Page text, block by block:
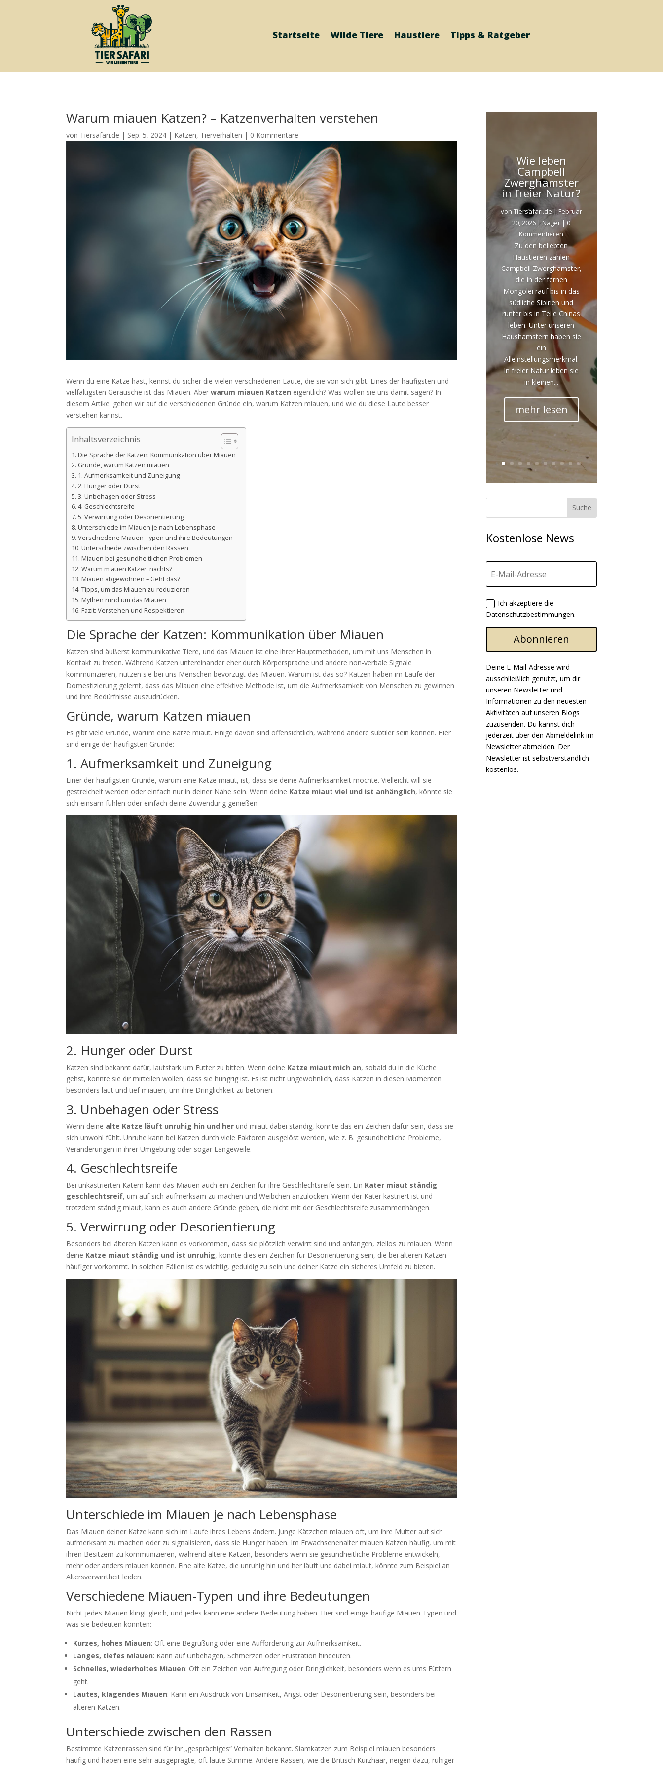
Startseite Wilde Tiere Haustiere Tipps & Ratgeber
Warum miauen Katzen? – Katzenverhalten verstehen
von Tiersafari.de | Sep. 5, 2024 | Katzen, Tierverhalten | 0 Kommentare
Wenn du eine Katze hast, kennst du sicher die vielen verschiedenen Laute, die sie von sich gibt. Eines der häufigsten und
vielfältigsten Geräusche ist das Miauen. Aberwarum miauen Katzen eigentlich? Was wollen sie uns damit sagen? In
diesem Artikel gehen wir auf die verschiedenen Gründe ein, warum Katzen miauen, und wie du diese Laute besser
verstehen kannst.
Inhaltsverzeichnis
Die Sprache der Katzen: Kommunikation über Miauen
Gründe, warum Katzen miauen
1. Aufmerksamkeit und Zuneigung
2. Hunger oder Durst
3. Unbehagen oder Stress
4. Geschlechtsreife
5. Verwirrung oder Desorientierung
Unterschiede im Miauen je nach Lebensphase
Verschiedene Miauen-Typen und ihre Bedeutungen
Unterschiede zwischen den Rassen
Miauen bei gesundheitlichen Problemen
Warum miauen Katzen nachts?
Miauen abgewöhnen – Geht das?
Tipps, um das Miauen zu reduzieren
Mythen rund um das Miauen
Fazit: Verstehen und Respektieren
Die Sprache der Katzen: Kommunikation über Miauen
Katzen sind äußerst kommunikative Tiere, und das Miauen ist eine ihrer Hauptmethoden, um mit uns Menschen in
Kontakt zu treten. Während Katzen untereinander eher durch Körpersprache und andere non-verbale Signale
kommunizieren, nutzen sie bei uns Menschen bevorzugt das Miauen. Warum ist das so? Katzen haben im Laufe der
Domestizierung gelernt, dass das Miauen eine effektive Methode ist, um die Aufmerksamkeit von Menschen zu gewinnen
und ihre Bedürfnisse auszudrücken.
Gründe, warum Katzen miauen
Es gibt viele Gründe, warum eine Katze miaut. Einige davon sind offensichtlich, während andere subtiler sein können. Hier
sind einige der häufigsten Gründe:
1. Aufmerksamkeit und Zuneigung
Einer der häufigsten Gründe, warum eine Katze miaut, ist, dass sie deine Aufmerksamkeit möchte. Vielleicht will sie
gestreichelt werden oder einfach nur in deiner Nähe sein. Wenn deine Katze miaut viel und ist anhänglich, könnte sie
sich einsam fühlen oder einfach deine Zuwendung genießen.
2. Hunger oder Durst
Katzen sind bekannt dafür, lautstark um Futter zu bitten. Wenn deine Katze miaut mich an, sobald du in die Küche
gehst, könnte sie dir mitteilen wollen, dass sie hungrig ist. Es ist nicht ungewöhnlich, dass Katzen in diesen Momenten
besonders laut und tief miauen, um ihre Dringlichkeit zu betonen.
3. Unbehagen oder Stress
Wenn deine alte Katze läuft unruhig hin und her und miaut dabei ständig, könnte das ein Zeichen dafür sein, dass sie
sich unwohl fühlt. Unruhe kann bei Katzen durch viele Faktoren ausgelöst werden, wie z. B. gesundheitliche Probleme,
Veränderungen in ihrer Umgebung oder sogar Langeweile.
4. Geschlechtsreife
Bei unkastrierten Katern kann das Miauen auch ein Zeichen für ihre Geschlechtsreife sein. Ein Kater miaut ständig
geschlechtsreif, um auf sich aufmerksam zu machen und Weibchen anzulocken. Wenn der Kater kastriert ist und
trotzdem ständig miaut, kann es auch andere Gründe geben, die nicht mit der Geschlechtsreife zusammenhängen.
5. Verwirrung oder Desorientierung
Besonders bei älteren Katzen kann es vorkommen, dass sie plötzlich verwirrt sind und anfangen, ziellos zu miauen. Wenn
deine Katze miaut ständig und ist unruhig, könnte dies ein Zeichen für Desorientierung sein, die bei älteren Katzen
häufiger vorkommt. In solchen Fällen ist es wichtig, geduldig zu sein und deiner Katze ein sicheres Umfeld zu bieten.
Unterschiede im Miauen je nach Lebensphase
Das Miauen deiner Katze kann sich im Laufe ihres Lebens ändern. Junge Kätzchen miauen oft, um ihre Mutter auf sich
aufmerksam zu machen oder zu signalisieren, dass sie Hunger haben. Im Erwachsenenalter miauen Katzen häufig, um mit
ihren Besitzern zu kommunizieren, während ältere Katzen, besonders wenn sie gesundheitliche Probleme entwickeln,
mehr oder anders miauen können. Eine alte Katze, die unruhig hin und her läuft und dabei miaut, könnte zum Beispiel an
Altersverwirrtheit leiden.
Verschiedene Miauen-Typen und ihre Bedeutungen
Nicht jedes Miauen klingt gleich, und jedes kann eine andere Bedeutung haben. Hier sind einige häufige Miauen-Typen und
was sie bedeuten könnten:
Kurzes, hohes Miauen: Oft eine Begrüßung oder eine Aufforderung zur Aufmerksamkeit.
Langes, tiefes Miauen: Kann auf Unbehagen, Schmerzen oder Frustration hindeuten.
Schnelles, wiederholtes Miauen: Oft ein Zeichen von Aufregung oder Dringlichkeit, besonders wenn es ums Füttern
geht.
Lautes, klagendes Miauen: Kann ein Ausdruck von Einsamkeit, Angst oder Desorientierung sein, besonders bei
älteren Katzen.
Unterschiede zwischen den Rassen
Bestimmte Katzenrassen sind für ihr „gesprächiges“ Verhalten bekannt. Siamkatzen zum Beispiel miauen besonders
häufig und haben eine sehr ausgeprägte, oft laute Stimme. Andere Rassen, wie die Britisch Kurzhaar, neigen dazu, ruhiger
Wie leben
Campbell
Zwerghamster
in freier Natur?
von Tiersafari.de|Februar
20, 2026 |Nager | 0
Kommentieren
Zu den beliebten
Haustieren zählen
Campbell Zwerghamster,
die in der fernen
Mongolei rauf bis in das
südliche Sibirien und
runter bis in Teile Chinas
leben. Unter unseren
Haushamstern haben sie
ein
Alleinstellungsmerkmal:
In freier Natur leben sie
in kleinen...
mehr lesen
Kostenlose News
Ich akzeptiere die
Datenschutzbestimmungen.
Abonnieren
Deine E-Mail-Adresse wird
ausschließlich genutzt, um dir
unseren Newsletter und
Informationen zu den neuesten
Aktivitäten auf unseren Blogs
zuzusenden. Du kannst dich
jederzeit über den Abmeldelink im
Newsletter abmelden. Der
Newsletter ist selbstverständlich
kostenlos.